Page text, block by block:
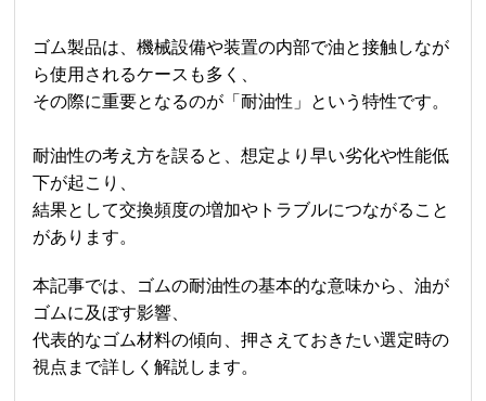
ゴム製品は、機械設備や装置の内部で油と接触しなが
ら使用されるケースも多く、
その際に重要となるのが「耐油性」という特性です。
耐油性の考え方を誤ると、想定より早い劣化や性能低
下が起こり、
結果として交換頻度の増加やトラブルにつながること
があります。
本記事では、ゴムの耐油性の基本的な意味から、油が
ゴムに及ぼす影響、
代表的なゴム材料の傾向、押さえておきたい選定時の
視点まで詳しく解説します。